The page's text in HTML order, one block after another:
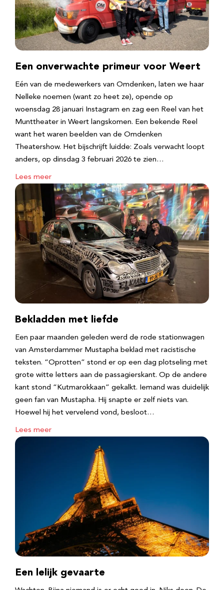
Een onverwachte primeur voor Weert
Eén van de medewerkers van Omdenken, laten we haar
Nelleke noemen (want zo heet ze), opende op
woensdag 28 januari Instagram en zag een Reel van het
Munttheater in Weert langskomen. Een bekende Reel
want het waren beelden van de Omdenken
Theatershow. Het bijschrijft luidde: Zoals verwacht loopt
anders, op dinsdag 3 februari 2026 te zien…
Lees meer
Bekladden met liefde
Een paar maanden geleden werd de rode stationwagen
van Amsterdammer Mustapha beklad met racistische
teksten. “Oprotten” stond er op een dag plotseling met
grote witte letters aan de passagierskant. Op de andere
kant stond “Kutmarokkaan” gekalkt. Iemand was duidelijk
geen fan van Mustapha. Hij snapte er zelf niets van.
Hoewel hij het vervelend vond, besloot…
Lees meer
Een lelijk gevaarte